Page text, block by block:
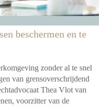
beschermen en te
zonder al te snel
van grensoverschrijdend
Thea Vlot van
voorzitter van de